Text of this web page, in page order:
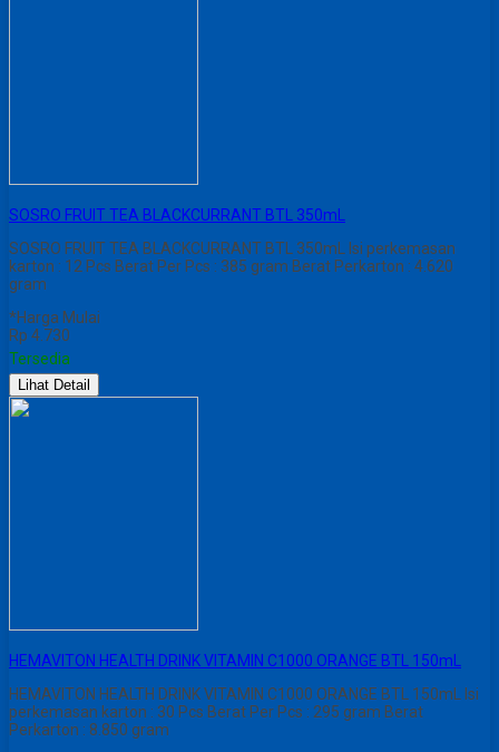
SOSRO FRUIT TEA BLACKCURRANT BTL 350mL
SOSRO FRUIT TEA BLACKCURRANT BTL 350mL Isi perkemasan
karton : 12 Pcs Berat Per Pcs : 385 gram Berat Perkarton : 4.620
gram
*Harga Mulai
Rp 4.730
Tersedia
Lihat Detail
HEMAVITON HEALTH DRINK VITAMIN C1000 ORANGE BTL 150mL
HEMAVITON HEALTH DRINK VITAMIN C1000 ORANGE BTL 150mL Isi
perkemasan karton : 30 Pcs Berat Per Pcs : 295 gram Berat
Perkarton : 8.850 gram